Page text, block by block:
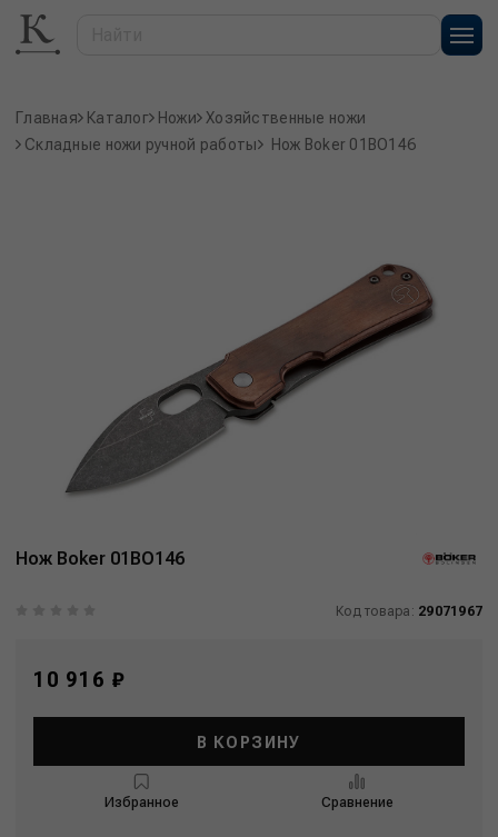
Главная Каталог Ножи Хозяйственные ножи
Складные ножи ручной работы
Нож Boker 01BO146
Нож Boker 01BO146
Код товара: 29071967
10 916 ₽
В КОРЗИНУ
Избранное Сравнение